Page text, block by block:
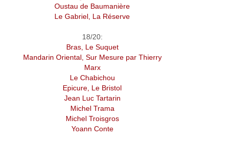
Oustau de Baumanière
Le Gabriel, La Réserve
18/20:
Bras, Le Suquet
Mandarin Oriental, Sur Mesure par Thierry
Marx
Le Chabichou
Epicure, Le Bristol
Jean Luc Tartarin
Michel Trama
Michel Troisgros
Yoann Conte